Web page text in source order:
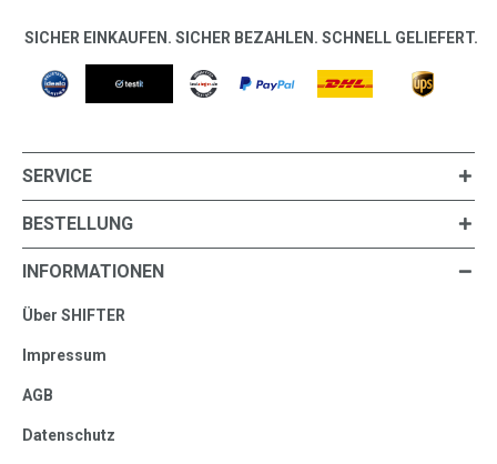
SICHER EINKAUFEN. SICHER BEZAHLEN. SCHNELL GELIEFERT.
SERVICE
BESTELLUNG
INFORMATIONEN
Über SHIFTER
Impressum
AGB
Datenschutz